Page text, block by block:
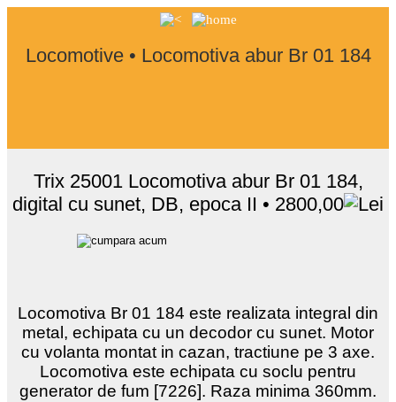
Locomotive • Locomotiva abur Br 01 184
Trix 25001 Locomotiva abur Br 01 184,
digital cu sunet, DB, epoca II • 2800,00
Locomotiva Br 01 184 este realizata integral din
metal, echipata cu un decodor cu sunet. Motor
cu volanta montat in cazan, tractiune pe 3 axe.
Locomotiva este echipata cu soclu pentru
generator de fum [7226]. Raza minima 360mm.